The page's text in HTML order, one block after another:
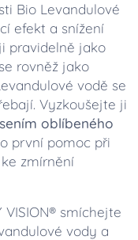
Bio Levandulové
efekt a snížení
pravidelně jako
rovněž jako
vodě se
Vyzkoušejte ji
oblíbeného
první pomoc při
zmírnění
VISION® smíchejte
vody a